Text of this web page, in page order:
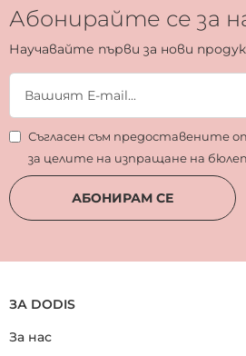
Абонирайте се за
Научавайте първи за нови
Съгласен съм предоставените
за целите на изпращане на
АБОНИРАМ СЕ
ЗА DODIS
За нас